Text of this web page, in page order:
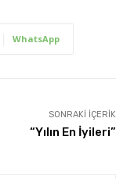
WhatsApp
SONRAKI İÇERIK
“Yılın En İyileri”